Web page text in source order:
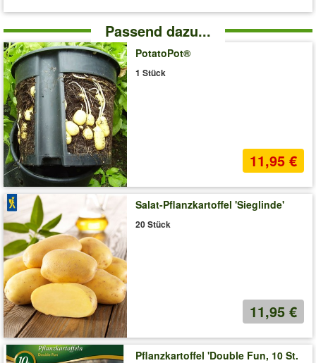
Passend dazu...
PotatoPot®
1 Stück
11,95 €
Salat-Pflanzkartoffel 'Sieglinde'
20 Stück
11,95 €
Pflanzkartoffel 'Double Fun, 10 St.